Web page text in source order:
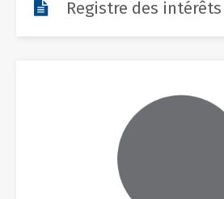
Registre des intérêts